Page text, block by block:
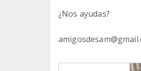
¿Nos ayudas?